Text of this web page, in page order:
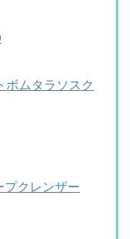
ボムタラソスク
プクレンザー